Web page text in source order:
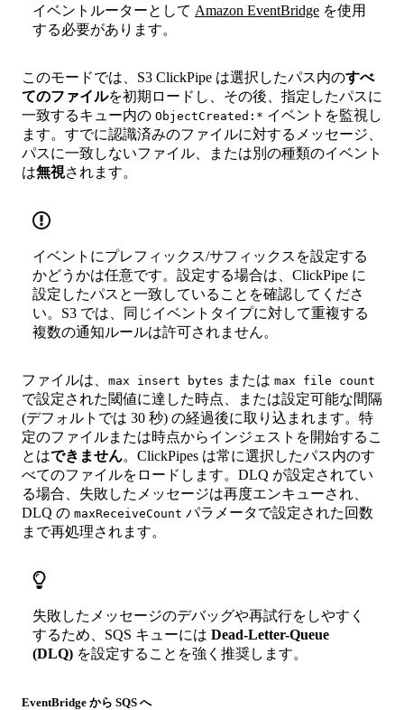
イベントルーターとして Amazon EventBridge を使用
する必要があります。
このモードでは、S3 ClickPipe は選択したパス内のすべ
てのファイルを初期ロードし、その後、指定したパスに
一致するキュー内の ObjectCreated:* イベントを監視し
ます。すでに認識済みのファイルに対するメッセージ、
パスに一致しないファイル、または別の種類のイベント
は無視されます。
イベントにプレフィックス/サフィックスを設定する
かどうかは任意です。設定する場合は、ClickPipe に
設定したパスと一致していることを確認してくださ
い。S3 では、同じイベントタイプに対して重複する
複数の通知ルールは許可されません。
ファイルは、 max insert bytes または max file count
で設定された閾値に達した時点、または設定可能な間隔
(デフォルトでは 30 秒) の経過後に取り込まれます。特
定のファイルまたは時点からインジェストを開始するこ
とはできません。ClickPipes は常に選択したパス内のす
べてのファイルをロードします。DLQ が設定されてい
る場合、失敗したメッセージは再度エンキューされ、
DLQ の maxReceiveCount パラメータで設定された回数
まで再処理されます。
失敗したメッセージのデバッグや再試行をしやすく
するため、SQS キューには Dead-Letter-Queue
(DLQ) を設定することを強く推奨します。
EventBridge から SQS へ